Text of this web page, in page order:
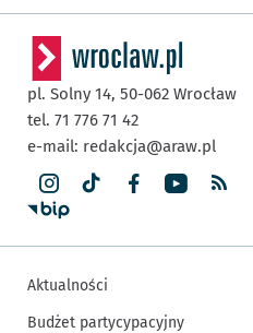
pl. Solny 14, 50-062 Wrocław
tel. 71 776 71 42
e-mail: redakcja@araw.pl
Aktualności
Budżet partycypacyjny